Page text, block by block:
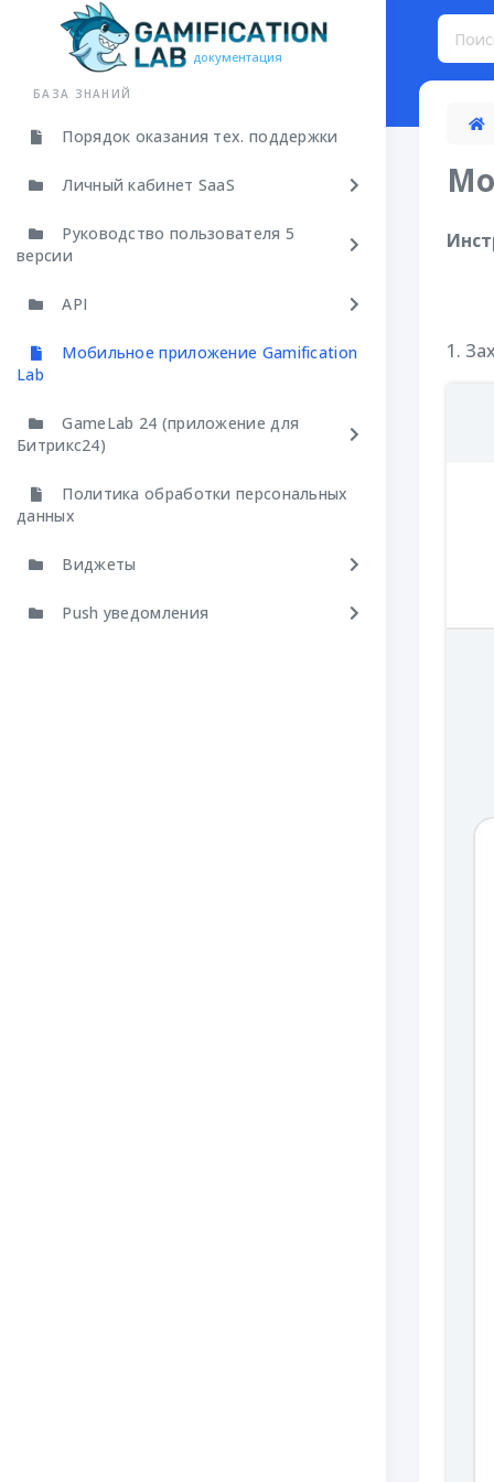
документация
БАЗА ЗНАНИЙ
Порядок оказания тех. поддержки
Личный кабинет SaaS
Руководство пользователя 5
версии
API
Мобильное приложение Gamification
Lab
GameLab 24 (приложение для
Битрикс24)
Политика обработки персональных
данных
Виджеты
Push уведомления
1.